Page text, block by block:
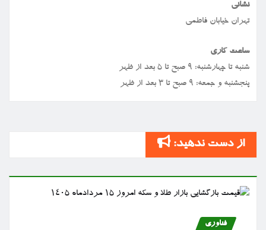
نشانی
تهران خیابان فاطمی
ساعت کاری
شنبه تا چهارشنبه: ۹ صبح تا ۵ بعد از ظهر
پنجشنبه و جمعه: ۹ صبح تا ۳ بعد از ظهر
از دست ندهید:
فناوری